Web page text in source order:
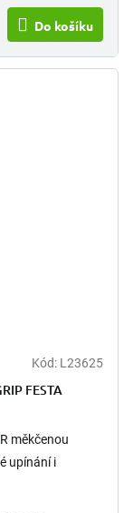
Do košíku
Kód: L23625
FESTA
měkčenou
upínání i